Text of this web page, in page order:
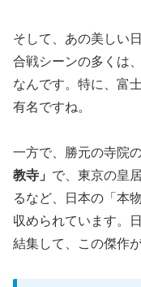
そして、あの美しい
合戦シーンの多くは、
なんです。特に、富
有名ですね。
一方で、勝元の寺院
教寺」 で、東京の皇
るなど、日本の「本
収められています。
結集して、この傑作